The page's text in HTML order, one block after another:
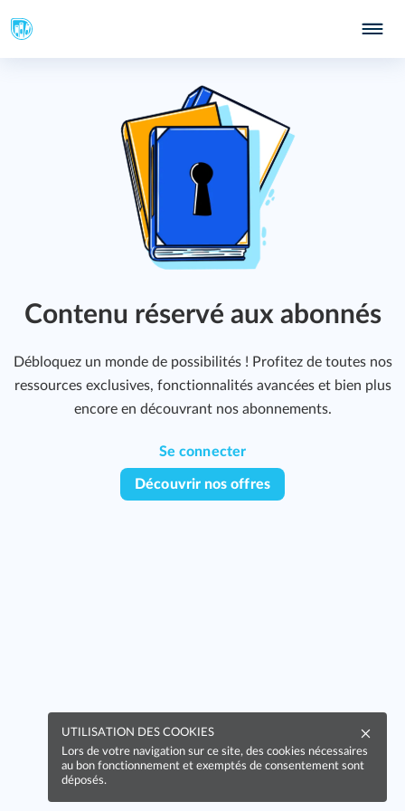
Contenu réservé aux abonnés
Débloquez un monde de possibilités ! Profitez de toutes nos
ressources exclusives, fonctionnalités avancées et bien plus
encore en découvrant nos abonnements.
Se connecter
Découvrir nos offres
UTILISATION DES COOKIES
Lors de votre navigation sur ce site, des cookies nécessaires
au bon fonctionnement et exemptés de consentement sont
déposés.